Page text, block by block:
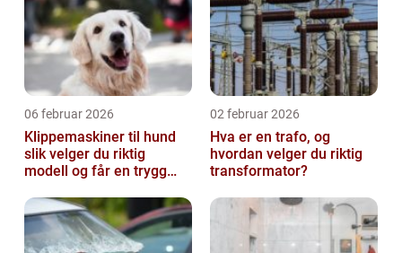
06 februar 2026
Klippemaskiner til hund
slik velger du riktig
modell og får en trygg
02 februar 2026
Hva er en trafo, og
hvordan velger du riktig
transformator?